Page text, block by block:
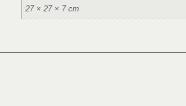
27 × 27 × 7 cm